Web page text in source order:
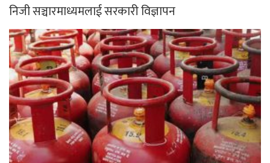
निजी सञ्चारमाध्यमलाई सरकारी विज्ञापन